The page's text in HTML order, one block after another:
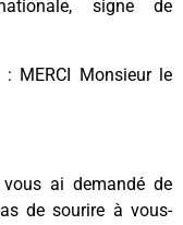
signe de
MERCI Monsieur le
ai demandé de
de sourire à vous-